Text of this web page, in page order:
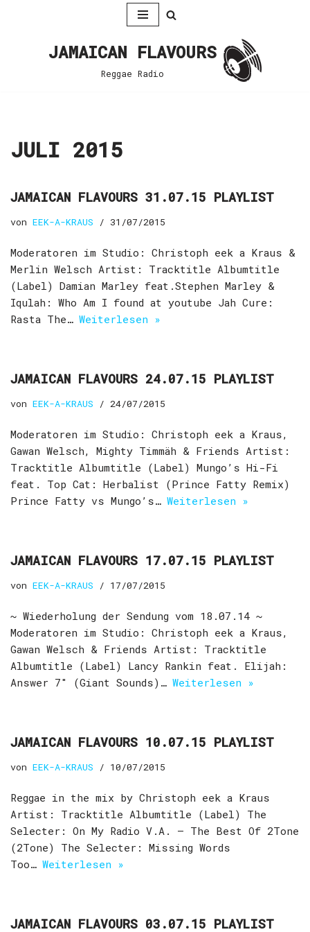
JAMAICAN FLAVOURS
Reggae Radio
JULI 2015
JAMAICAN FLAVOURS 31.07.15 PLAYLIST
von EEK-A-KRAUS 31/07/2015
Moderatoren im Studio: Christoph eek a Kraus &
Merlin Welsch Artist: Tracktitle Albumtitle
(Label) Damian Marley feat.Stephen Marley &
Iqulah: Who Am I found at youtube Jah Cure:
Rasta The… Weiterlesen »
JAMAICAN FLAVOURS 24.07.15 PLAYLIST
von EEK-A-KRAUS 24/07/2015
Moderatoren im Studio: Christoph eek a Kraus,
Gawan Welsch, Mighty Timmäh & Friends Artist:
Tracktitle Albumtitle (Label) Mungo’s Hi-Fi
feat. Top Cat: Herbalist (Prince Fatty Remix)
Prince Fatty vs Mungo’s… Weiterlesen »
JAMAICAN FLAVOURS 17.07.15 PLAYLIST
von EEK-A-KRAUS 17/07/2015
~ Wiederholung der Sendung vom 18.07.14 ~
Moderatoren im Studio: Christoph eek a Kraus,
Gawan Welsch & Friends Artist: Tracktitle
Albumtitle (Label) Lancy Rankin feat. Elijah:
Answer 7″ (Giant Sounds)… Weiterlesen »
JAMAICAN FLAVOURS 10.07.15 PLAYLIST
von EEK-A-KRAUS 10/07/2015
Reggae in the mix by Christoph eek a Kraus
Artist: Tracktitle Albumtitle (Label) The
Selecter: On My Radio V.A. – The Best Of 2Tone
(2Tone) The Selecter: Missing Words
Too… Weiterlesen »
JAMAICAN FLAVOURS 03.07.15 PLAYLIST